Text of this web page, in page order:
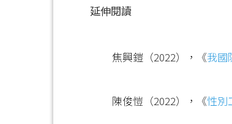
延伸閱讀
焦興鎧（2022），《我國
陳俊愷（2022），《性別